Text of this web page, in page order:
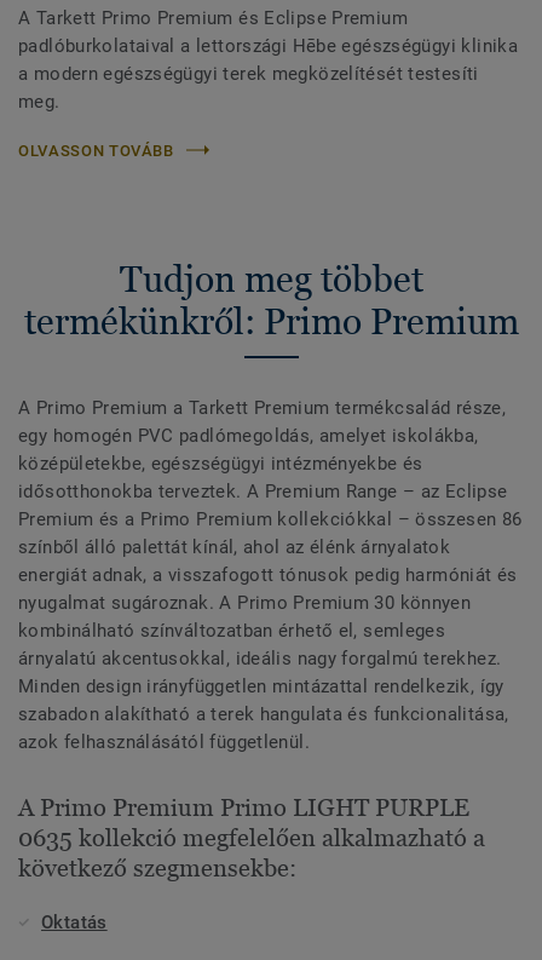
A Tarkett Primo Premium és Eclipse Premium
padlóburkolataival a lettországi Hēbe egészségügyi klinika
a modern egészségügyi terek megközelítését testesíti
meg.
OLVASSON TOVÁBB
Tudjon meg többet
termékünkről: Primo Premium
A Primo Premium a Tarkett Premium termékcsalád része,
egy homogén PVC padlómegoldás, amelyet iskolákba,
középületekbe, egészségügyi intézményekbe és
idősotthonokba terveztek. A Premium Range – az Eclipse
Premium és a Primo Premium kollekciókkal – összesen 86
színből álló palettát kínál, ahol az élénk árnyalatok
energiát adnak, a visszafogott tónusok pedig harmóniát és
nyugalmat sugároznak. A Primo Premium 30 könnyen
kombinálható színváltozatban érhető el, semleges
árnyalatú akcentusokkal, ideális nagy forgalmú terekhez.
Minden design irányfüggetlen mintázattal rendelkezik, így
szabadon alakítható a terek hangulata és funkcionalitása,
azok felhasználásától függetlenül.
A Primo Premium Primo LIGHT PURPLE
0635 kollekció megfelelően alkalmazható a
következő szegmensekbe:
Oktatás